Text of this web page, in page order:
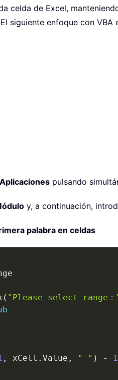
celda de Excel,
siguiente enfoque con
pulsando
y, a continuación,
palabra en celdas
( "Please select range：
, xCell . Value , " " ) - 1